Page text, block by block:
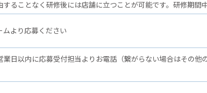
ることなく研修後には店舗に立つことが可能です。研修期間
ムより応募ください
業日以内に応募受付担当よりお電話（繋がらない場合はその他